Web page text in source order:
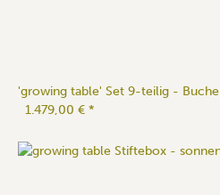
'growing table' Set 9-teilig - Buche
1.479,00 € *